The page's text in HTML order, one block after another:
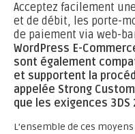
Acceptez facilement
et de débit, les porte-
de paiement via web-
WordPress E-
sont également
et supportent la
appelée Strong
que les exigences 3DS
L’ensemble de ces